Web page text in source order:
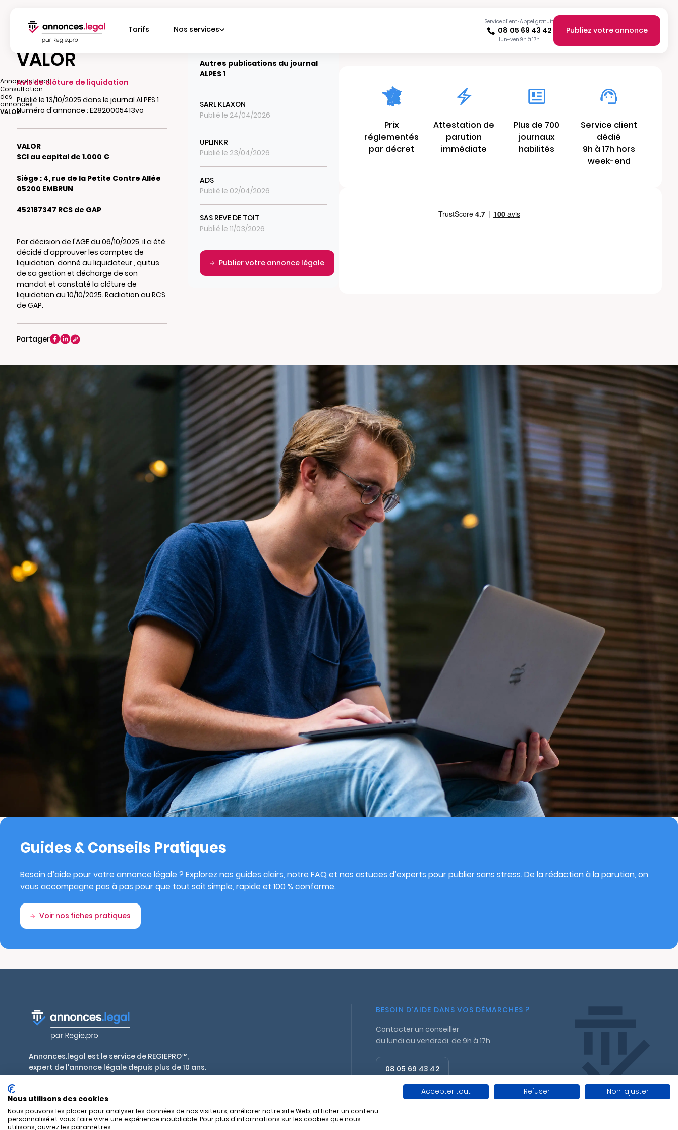
Tarifs Nos services
Service client · Appel gratuit
08 05 69 43 42
lun-ven 9h à 17h
Publiez votre annonce
Annonces.legal
|
Consultation
des
annonces
|
VALOR
VALOR
Avis de clôture de liquidation
Publié le 13/10/2025 dans le journal ALPES 1
Numéro d'annonce : E2820005413vo
VALOR
SCI au capital de 1.000 €
Siège : 4, rue de la Petite Contre Allée
05200 EMBRUN
452187347 RCS de GAP
Par décision de l'AGE du 06/10/2025, il a été
décidé d'approuver les comptes de
liquidation, donné au liquidateur , quitus
de sa gestion et décharge de son
mandat et constaté la clôture de
liquidation au 10/10/2025. Radiation au RCS
de GAP.
Partager
Autres publications du journal
ALPES 1
SARL KLAXON
Publié le 24/04/2026
UPLINKR
Publié le 23/04/2026
ADS
Publié le 02/04/2026
SAS REVE DE TOIT
Publié le 11/03/2026
Publier votre annonce légale
Prix
réglementés
par décret
Attestation de
parution
immédiate
Plus de 700
journaux
habilités
Service client
dédié
9h à 17h hors
week-end
Guides & Conseils Pratiques
Besoin d’aide pour votre annonce légale ? Explorez nos guides clairs, notre FAQ et nos astuces d’experts pour publier sans stress. De la rédaction à la parution, on
vous accompagne pas à pas pour que tout soit simple, rapide et 100 % conforme.
Voir nos fiches pratiques
Annonces.legal est le service de REGIEPRO™,
expert de l'annonce légale depuis plus de 10 ans.
habilités en France et outre-mer.
BESOIN D'AIDE DANS VOS DÉMARCHES ?
Contacter un conseiller
du lundi au vendredi, de 9h à 17h
08 05 69 43 42
Nous utilisons des cookies
Nous pouvons les placer pour analyser les données de nos visiteurs, améliorer notre site Web, afficher un contenu
personnalisé et vous faire vivre une expérience inoubliable. Pour plus d'informations sur les cookies que nous
utilisons, ouvrez les paramètres.
Accepter tout Refuser Non, ajuster